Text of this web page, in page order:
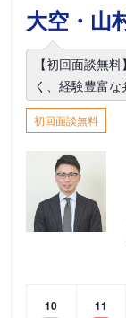
大空・山
【初回面談無
く、経験豊富
初回面談無料
10
11